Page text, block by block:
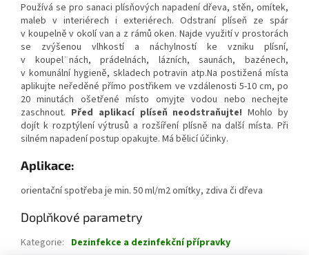
Používá se pro sanaci plísňových napadení dřeva, stěn, omítek,
maleb v interiérech i exteriérech. Odstraní plíseň ze spár
v koupelně v okolí van a z rámů oken. Najde využití v prostorách
se zvýšenou vlhkostí a náchylností ke vzniku plísní,
v koupel¨nách, prádelnách, lázních, saunách, bazénech,
v komunální hygieně, skladech potravin atp.Na postižená místa
aplikujte neředěné přímo postřikem ve vzdálenosti 5-10 cm, po
20 minutách ošetřené místo omyjte vodou nebo nechejte
zaschnout. Před aplikací plíseň neodstraňujte! Mohlo by
dojít k rozptýlení výtrusů a rozšíření plísně na další místa. Při
silném napadení postup opakujte. Má bělicí účinky.
Aplikace:
orientační spotřeba je min. 50 ml/m2 omítky, zdiva či dřeva
Doplňkové parametry
Kategorie: Dezinfekce a dezinfekční přípravky